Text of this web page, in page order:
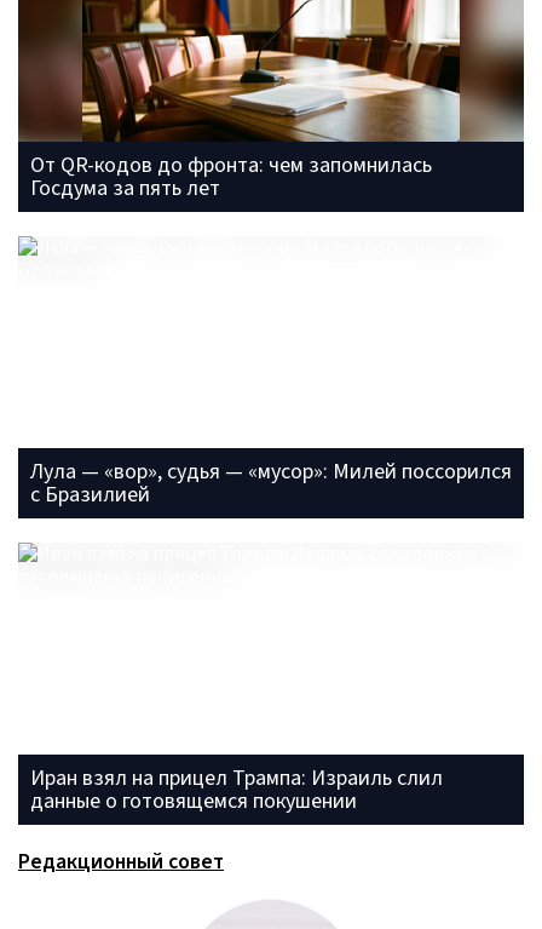
От QR-кодов до фронта: чем запомнилась
Госдума за пять лет
Лула — «вор», судья — «мусор»: Милей поссорился
с Бразилией
Иран взял на прицел Трампа: Израиль слил
данные о готовящемся покушении
Редакционный совет